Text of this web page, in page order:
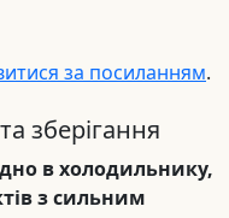
за посиланням.
зберігання
в холодильнику,
з сильним